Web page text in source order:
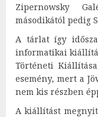
Zipernowsky
másodikától pedig
A tárlat így
informatikai
Történeti
esemény, mert a
nem kis részben
A kiállítást